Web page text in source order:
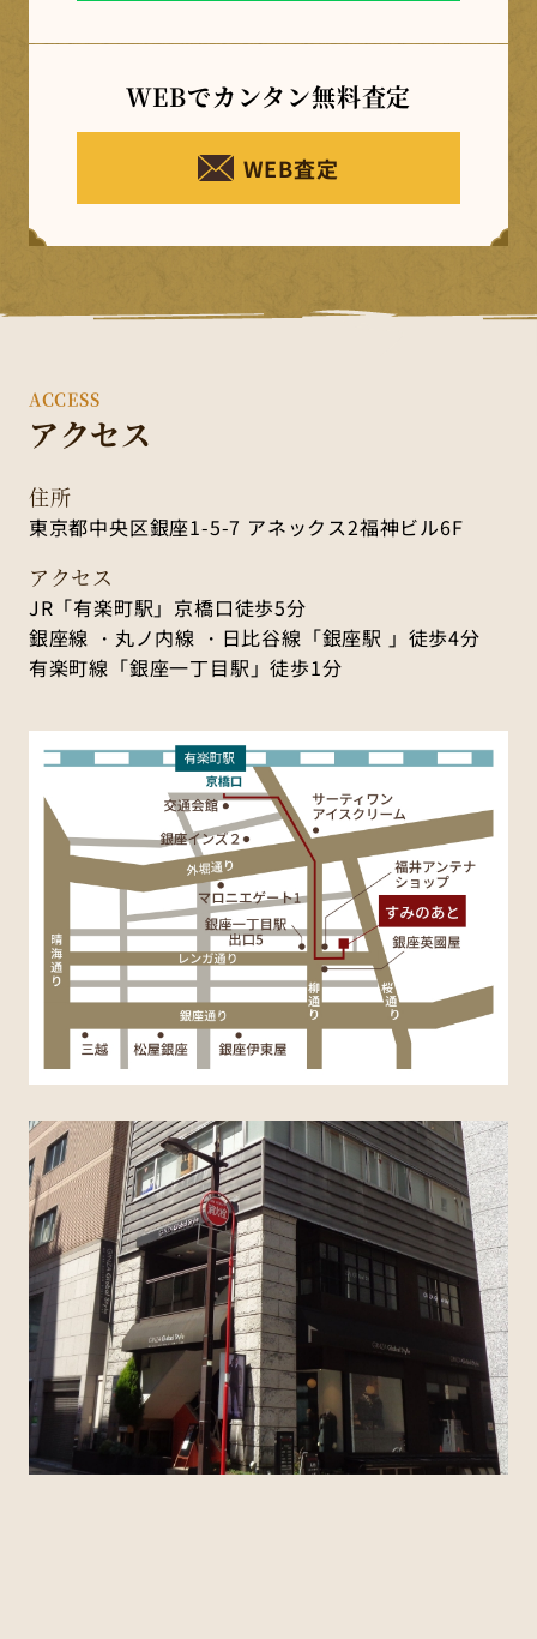
WEBでカンタン無料査定
WEB査定
ACCESS
アクセス
住所
東京都中央区銀座1-5-7 アネックス2福神ビル6F
アクセス
JR「有楽町駅」京橋口徒歩5分
銀座線 ・丸ノ内線 ・日比谷線「銀座駅 」徒歩4分
有楽町線「銀座一丁目駅」徒歩1分